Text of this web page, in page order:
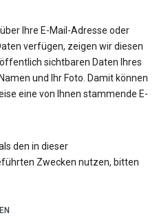
Ihre E-Mail-Adresse oder
verfügen, zeigen wir diesen
sichtbaren Daten Ihres
und Ihr Foto. Damit können
eine von Ihnen stammende E-
den in dieser
Zwecken nutzen, bitten